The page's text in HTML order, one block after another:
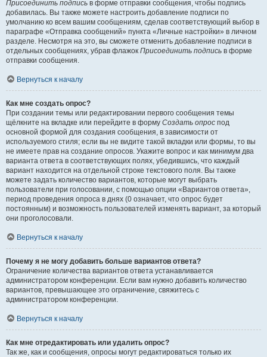
Присоединить подпись в форме отправки сообщения, чтобы подпись
добавилась. Вы также можете настроить добавление подписи по
умолчанию ко всем вашим сообщениям, сделав соответствующий выбор в
параграфе «Отправка сообщений» пункта «Личные настройки» в личном
разделе. Несмотря на это, вы сможете отменить добавление подписи в
отдельных сообщениях, убрав флажок Присоединить подпись в форме
отправки сообщения.
Вернуться к началу
Как мне создать опрос?
При создании темы или редактировании первого сообщения темы
щёлкните на вкладке или перейдите в форму Создать опрос под
основной формой для создания сообщения, в зависимости от
используемого стиля; если вы не видите такой вкладки или формы, то вы
не имеете прав на создание опросов. Укажите вопрос и как минимум два
варианта ответа в соответствующих полях, убедившись, что каждый
вариант находится на отдельной строке текстового поля. Вы также
можете задать количество вариантов, которые могут выбрать
пользователи при голосовании, с помощью опции «Вариантов ответа»,
период проведения опроса в днях (0 означает, что опрос будет
постоянным) и возможность пользователей изменять вариант, за который
они проголосовали.
Вернуться к началу
Почему я не могу добавить больше вариантов ответа?
Ограничение количества вариантов ответа устанавливается
администратором конференции. Если вам нужно добавить количество
вариантов, превышающее это ограничение, свяжитесь с
администратором конференции.
Вернуться к началу
Как мне отредактировать или удалить опрос?
Так же, как и сообщения, опросы могут редактироваться только их